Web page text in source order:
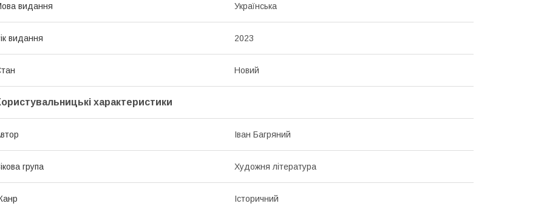
видання Українська
видання 2023
Новий
характеристики
Іван Багряний
група Художня література
Історичний